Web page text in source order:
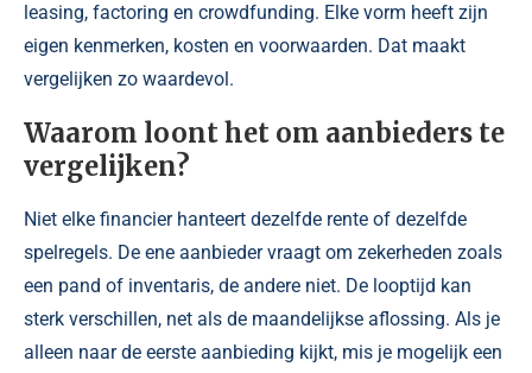
leasing, factoring en crowdfunding. Elke vorm heeft zijn
eigen kenmerken, kosten en voorwaarden. Dat maakt
vergelijken zo waardevol.
Waarom loont het om aanbieders te
vergelijken?
Niet elke financier hanteert dezelfde rente of dezelfde
spelregels. De ene aanbieder vraagt om zekerheden zoals
een pand of inventaris, de andere niet. De looptijd kan
sterk verschillen, net als de maandelijkse aflossing. Als je
alleen naar de eerste aanbieding kijkt, mis je mogelijk een